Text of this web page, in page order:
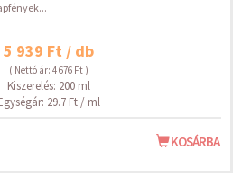
5 939 Ft / db
( Nettó ár: 4 676 Ft )
Kiszerelés: 200 ml
29.7 Ft / ml
KOSÁRBA